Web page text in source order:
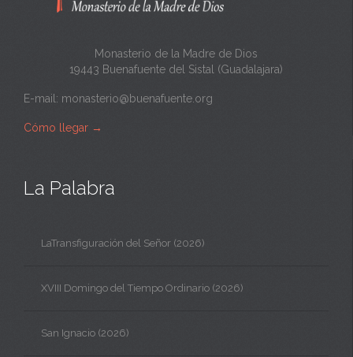
a
Monasterio de la Madre de Dios
19443 Buenafuente del Sistal (Guadalajara)
E-mail: monasterio@buenafuente.org
Cómo llegar →
La Palabra
LaTransfiguración del Señor (2026)
XVIII Domingo del Tiempo Ordinario (2026)
San Ignacio (2026)